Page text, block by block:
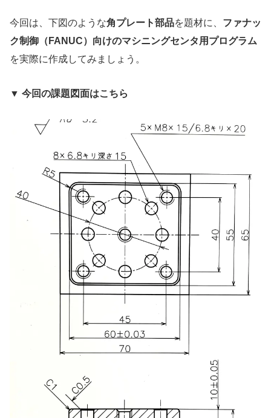
今回は、下図のような角プレート部品を題材に、 ファナッ
ク制御（FANUC）向けのマシニングセンタ用プログラム
を実際に作成してみましょう。
▼ 今回の課題図面はこちら